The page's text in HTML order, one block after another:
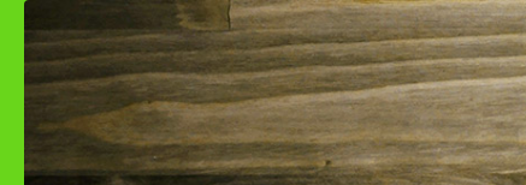
コンテンツへスキップ